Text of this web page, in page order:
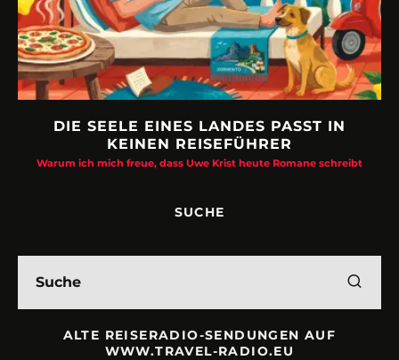
DIE SEELE EINES LANDES PASST IN
KEINEN REISEFÜHRER
Warum ich mich freue, dass Uwe Krist heute Romane schreibt
SUCHE
ALTE REISERADIO-SENDUNGEN AUF
WWW.TRAVEL-RADIO.EU